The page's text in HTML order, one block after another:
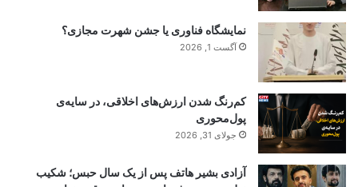
نمایشگاه فناوری یا جشن شهرت مجازی؟
آگست 1, 2026
کم‌رنگ شدن ارزش‌های اخلاقی، در سایه‌ی
پول‌محوری
جولای 31, 2026
آزادی بشیر هاتف پس از یک سال حبس؛ شکیب